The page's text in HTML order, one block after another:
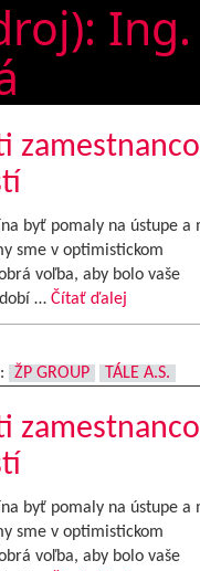
byť pomaly na ústupe a
sme v optimistickom
voľba, aby bolo vaše
… Čítať ďalej
ŽP GROUP TÁLE A.S.
byť pomaly na ústupe a
sme v optimistickom
voľba, aby bolo vaše